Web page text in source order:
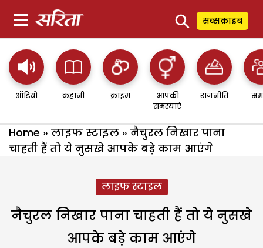
⚲ सब्सक्राइब
ऑडियो कहानी क्राइम
आपकी
समस्याएं
राजनीति
Home » लाइफ स्टाइल » नैचुरल निखार पाना
चाहती हैं तो ये नुसखे आपके बड़े काम आएंगे
लाइफ स्टाइल
नैचुरल निखार पाना चाहती हैं तो ये नुसखे
आपके बड़े काम आएंगे